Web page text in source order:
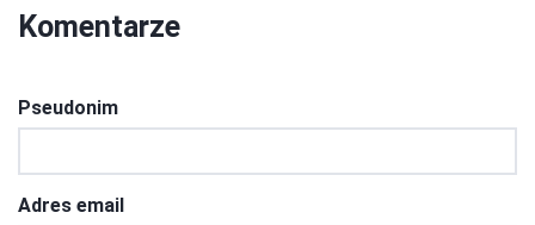
Komentarze
Pseudonim
Adres email